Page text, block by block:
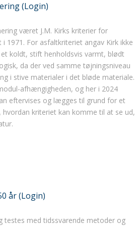
(Login)
været J.M. Kirks kriterier for
1971. For asfaltkriteriet angav Kirk ikke
koldt, stift henholdsvis varmt, blødt
da der ved samme tøjningsniveau
i stive materialer i det bløde materiale.
afhængigheden, og her i 2024
eftervises og lægges til grund for et
kriteriet kan komme til at se ud,
år (Login)
testes med tidssvarende metoder og